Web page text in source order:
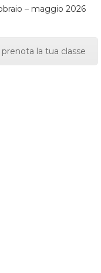
– maggio 2026
prenota la tua classe